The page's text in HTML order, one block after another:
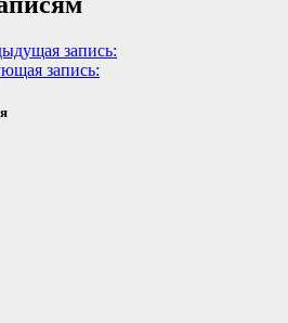
запись:
запись: